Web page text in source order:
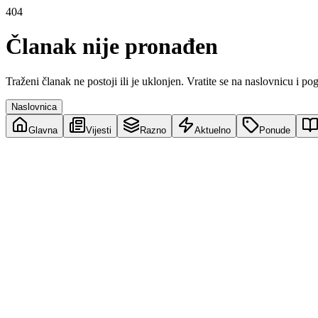
404
Članak nije pronađen
Traženi članak ne postoji ili je uklonjen. Vratite se na naslovnicu i
Naslovnica
Glavna Vijesti Razno Aktuelno Ponude